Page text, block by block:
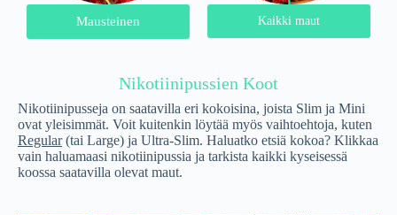
Mausteinen Kaikki maut
Nikotiinipussien Koot
Nikotiinipusseja on saatavilla eri kokoisina, joista Slim ja Mini
ovat yleisimmät. Voit kuitenkin löytää myös vaihtoehtoja, kuten
Regular(tai Large) ja Ultra-Slim. Haluatko etsiä kokoa? Klikkaa
vain haluamaasi nikotiinipussia ja tarkista kaikki kyseisessä
koossa saatavilla olevat maut.